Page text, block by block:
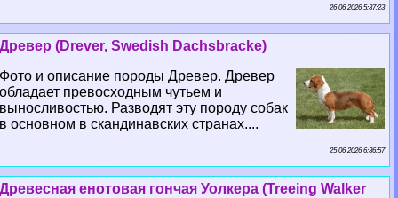
26 06 2026 5:37:23
Древер (Drever, Swedish Dachsbracke)
Фото и описание породы Древер. Древер
обладает превосходным чутьем и
выносливостью. Разводят эту породу собак
в основном в скандинавских странах....
25 06 2026 6:36:57
Древесная енотовая гончая Уолкера (Treeing Walker